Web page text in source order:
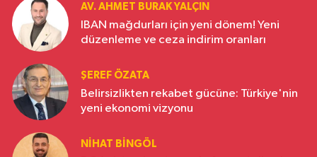
AV. AHMET BURAK YALÇIN
IBAN mağdurları için yeni dönem! Yeni
düzenleme ve ceza indirim oranları
ŞEREF ÖZATA
Belirsizlikten rekabet gücüne: Türkiye'nin
yeni ekonomi vizyonu
NIHAT BINGÖL